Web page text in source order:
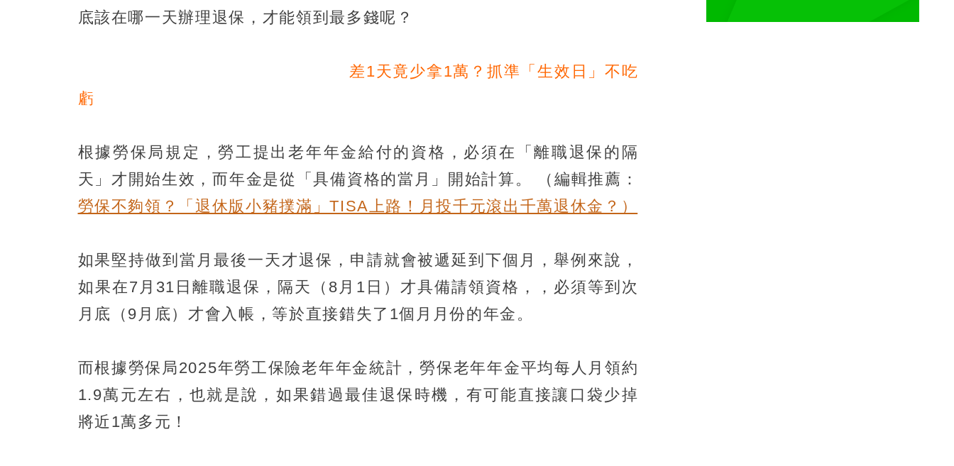
底該在哪一天辦理退保，才能領到最多錢呢？
差1天竟少拿1萬？抓準「生效日」不吃
虧
根據勞保局規定，勞工提出老年年金給付的資格，必須在「離職退保的隔
天」才開始生效，而年金是從「具備資格的當月」開始計算。
（編輯推薦：
勞保不夠領？「退休版小豬撲滿」TISA上路！月投千元滾出千萬退休金？）
如果堅持做到當月最後一天才退保，申請就會被遞延到下個月，舉例來說，
如果在7月31日離職退保，隔天（8月1日）才具備請領資格，，必須等到次
月底（9月底）才會入帳，等於直接錯失了1個月月份的年金。
而根據勞保局2025年勞工保險老年年金統計，勞保老年年金平均每人月領約
1.9萬元左右，也就是說，如果錯過最佳退保時機，有可能直接讓口袋少掉
將近1萬多元！